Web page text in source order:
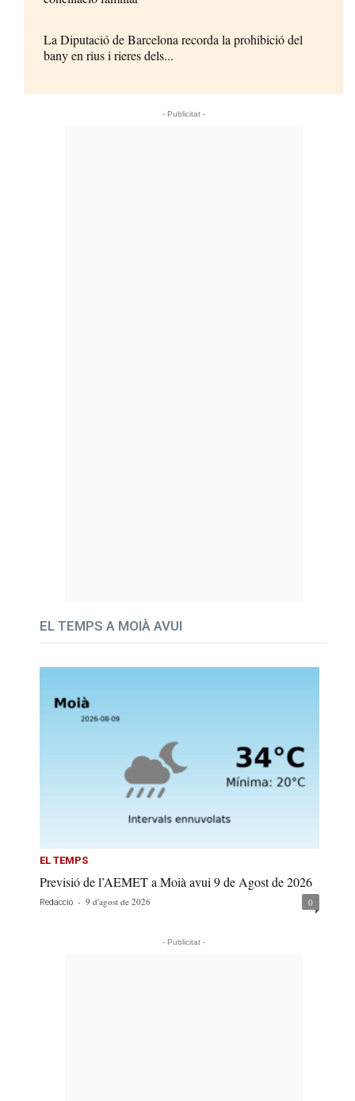
La Diputació de Barcelona recorda la prohibició del
bany en rius i rieres dels...
- Publicitat -
EL TEMPS A MOIÀ AVUI
EL TEMPS
Previsió de l’AEMET a Moià avui 9 de Agost de 2026
Redacció - 9 d'agost de 2026 0
- Publicitat -